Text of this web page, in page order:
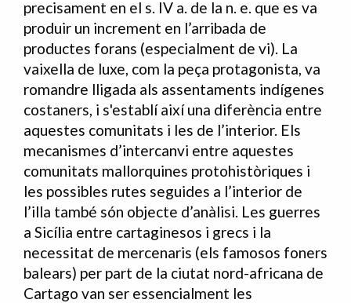
precisament en el s. IV a. de la n. e. que es va
produir un increment en l’arribada de
productes forans (especialment de vi). La
vaixella de luxe, com la peça protagonista, va
romandre lligada als assentaments indígenes
costaners, i s'establí així una diferència entre
aquestes comunitats i les de l’interior. Els
mecanismes d’intercanvi entre aquestes
comunitats mallorquines protohistòriques i
les possibles rutes seguides a l’interior de
l’illa també són objecte d’anàlisi. Les guerres
a Sicília entre cartaginesos i grecs i la
necessitat de mercenaris (els famosos foners
balears) per part de la ciutat nord-africana de
Cartago van ser essencialment les